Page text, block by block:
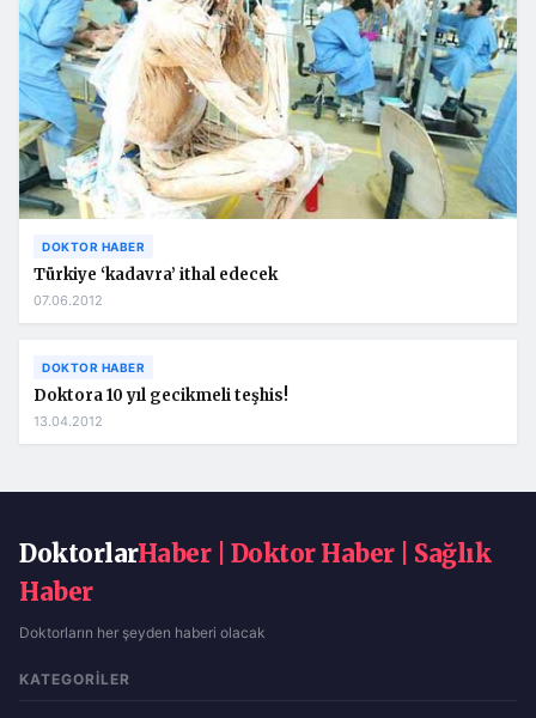
DOKTOR HABER
Türkiye ‘kadavra’ ithal edecek
07.06.2012
DOKTOR HABER
Doktora 10 yıl gecikmeli teşhis!
13.04.2012
DoktorlarHaber | Doktor Haber | Sağlık
Haber
Doktorların her şeyden haberi olacak
KATEGORILER